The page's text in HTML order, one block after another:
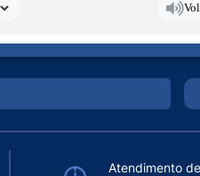
Atendimento